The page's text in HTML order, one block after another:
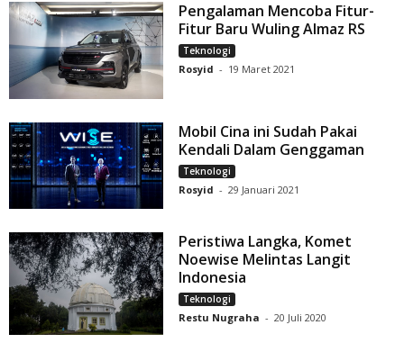
Pengalaman Mencoba Fitur-
Fitur Baru Wuling Almaz RS
Teknologi
Rosyid - 19 Maret 2021
Mobil Cina ini Sudah Pakai
Kendali Dalam Genggaman
Teknologi
Rosyid - 29 Januari 2021
Peristiwa Langka, Komet
Noewise Melintas Langit
Indonesia
Teknologi
Restu Nugraha - 20 Juli 2020